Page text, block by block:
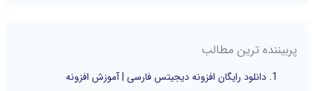
پربیننده ترین مطالب
دانلود رایگان افزونه دیجیتس فارسی | آموزش افزونه